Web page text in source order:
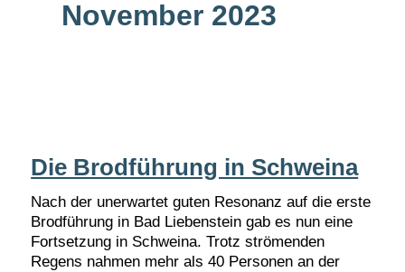
November 2023
Die Brodführung in Schweina
Nach der unerwartet guten Resonanz auf die erste
Brodführung in Bad Liebenstein gab es nun eine
Fortsetzung in Schweina. Trotz strömenden
Regens nahmen mehr als 40 Personen an der